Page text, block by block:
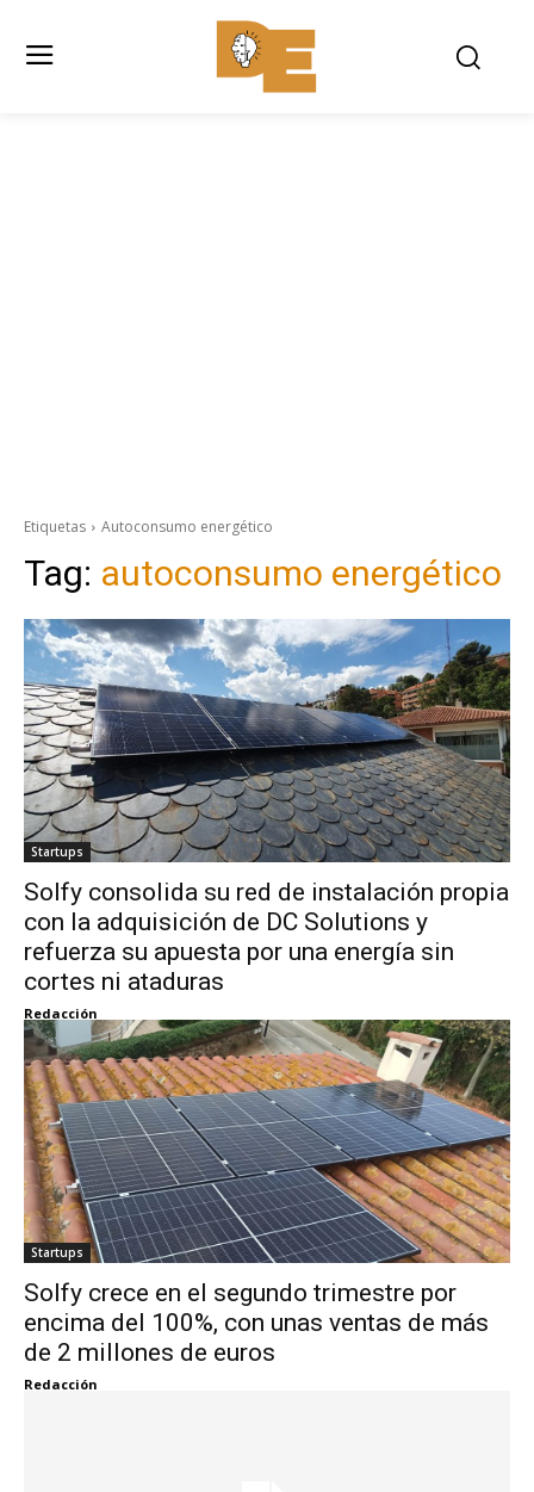
Etiquetas Autoconsumo energético
Tag: autoconsumo energético
Startups
Solfy consolida su red de instalación propia
con la adquisición de DC Solutions y
refuerza su apuesta por una energía sin
cortes ni ataduras
Redacción
Startups
Solfy crece en el segundo trimestre por
encima del 100%, con unas ventas de más
de 2 millones de euros
Redacción